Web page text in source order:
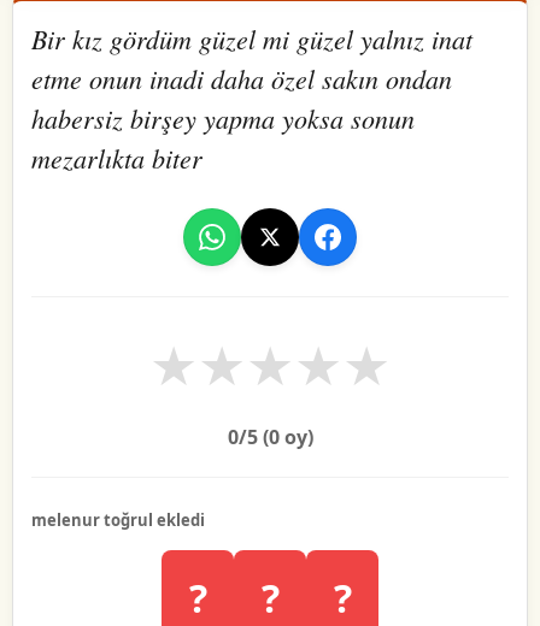
Bir kız gördüm güzel mi güzel yalnız inat
etme onun inadi daha özel sakın ondan
habersiz birşey yapma yoksa sonun
mezarlıkta biter
★
★
★
★
★
0/5 (0oy)
melenur toğrul ekledi
? ? ?